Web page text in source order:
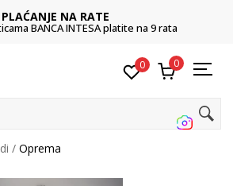
PLAĆANJE NA RATE
BANCA INTESA platite na 9 rata
0 0
Oprema